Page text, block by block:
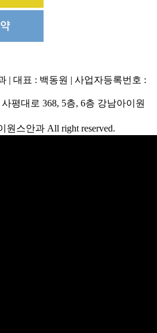
| 대표 : 백동원 | 사업자등록번호 :
평대로 368, 5층, 6층 강남아이원
스안과 All right reserved.